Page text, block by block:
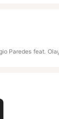
Paredes feat.